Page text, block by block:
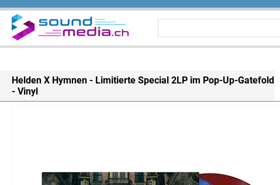
Helden X Hymnen - Limitierte Special 2LP im Pop-Up-Gatefold
- Vinyl